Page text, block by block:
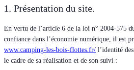
1. Présentation du site.
En vertu de l’article 6 de la loi n° 2004-575
confiance dans l’économie numérique, il est
www.camping-les-bois-flottes.fr/ l’identité
le cadre de sa réalisation et de son suivi :